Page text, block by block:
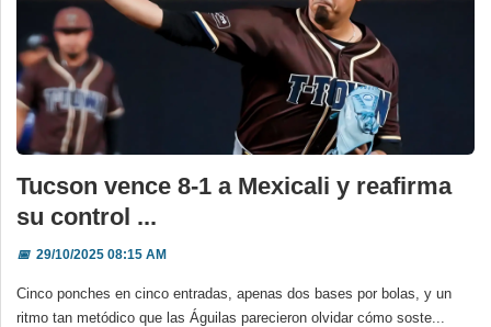
Tucson vence 8-1 a Mexicali y reafirma
su control ...
📅29/10/2025 08:15 AM
Cinco ponches en cinco entradas, apenas dos bases por bolas, y un
ritmo tan metódico que las Águilas parecieron olvidar cómo soste...